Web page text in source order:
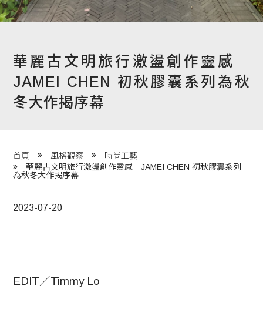
們 Contact Us
華麗古文明旅行激盪創作靈感
JAMEI CHEN 初秋膠囊系列為秋
冬大作揭序幕
首頁 風格觀察
時尚工藝
華麗古文明旅行激盪創作靈感 JAMEI CHEN 初秋膠囊系列
為秋冬大作揭序幕
2023-07-20
EDIT／Timmy Lo